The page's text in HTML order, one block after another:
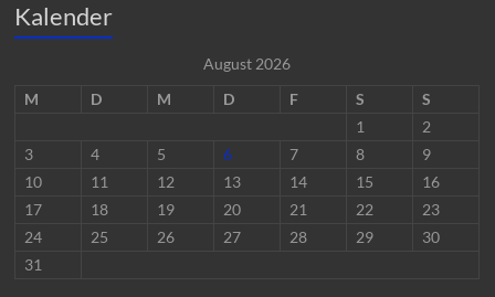
Kalender
August 2026
M
D M D F S
S
1
2
3
4 5 6 7 8
9
10
11 12 13 14 15
16
17
18 19 20 21 22
23
24
25 26 27 28 29
30
31